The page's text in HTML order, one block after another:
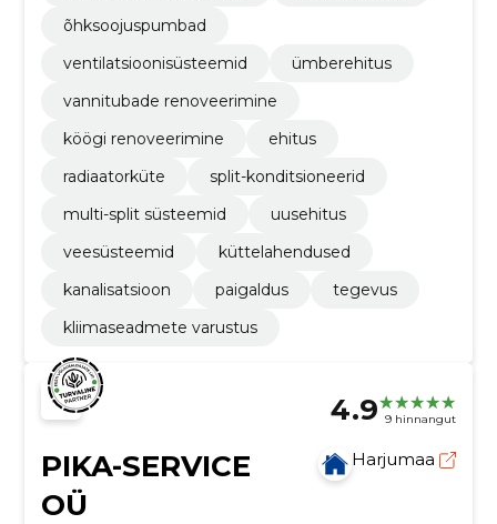
õhksoojuspumbad
ventilatsioonisüsteemid
ümberehitus
vannitubade renoveerimine
köögi renoveerimine
ehitus
radiaatorküte
split-konditsioneerid
multi-split süsteemid
uusehitus
veesüsteemid
küttelahendused
kanalisatsioon
paigaldus
tegevus
kliimaseadmete varustus
4.9 9 hinnangut
PIKA-SERVICE
OÜ
Harjumaa